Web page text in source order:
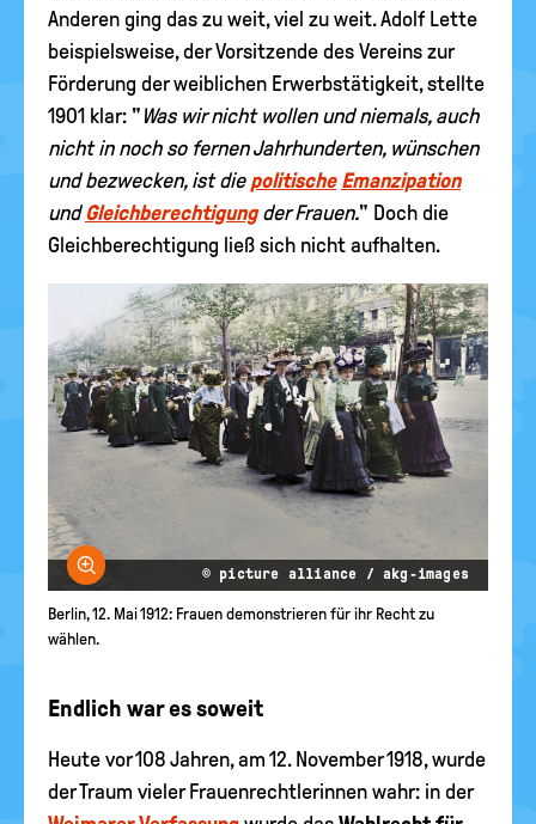
Anderen ging das zu weit, viel zu weit. Adolf Lette
beispielsweise, der Vorsitzende des Vereins zur
Förderung der weiblichen Erwerbstätigkeit, stellte
1901 klar: " Was wir nicht wollen und niemals, auch
nicht in noch so fernen Jahrhunderten, wünschen
und bezwecken, ist die politische Emanzipation
undGleichberechtigungder Frauen." Doch die
Gleichberechtigung ließ sich nicht aufhalten.
Bild vergrößern
© picture alliance / akg-images
Berlin, 12. Mai 1912: Frauen demonstrieren für ihr Recht zu
wählen.
Endlich war es soweit
Heute vor 108 Jahren, am 12. November 1918, wurde
der Traum vieler Frauenrechtlerinnen wahr: in der